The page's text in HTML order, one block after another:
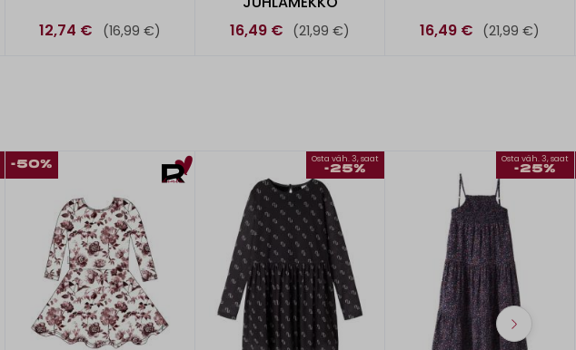
12,74 € (16,99 €)
16,49 € (21,99 €) 16,49 € (21,99 €)
-50%
Osta väh. 3, saat
-25%
Osta väh. 3, saat
-25%